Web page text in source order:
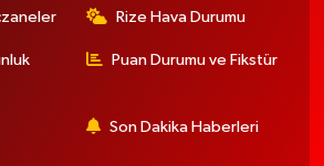
Rize Hava Durumu
Puan Durumu ve Fikstür
Son Dakika Haberleri